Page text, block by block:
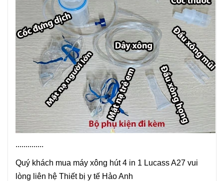
..............
Quý khách mua máy xông hút 4 in 1 Lucass A27 vui
lòng liên hệ Thiết bị y tế Hảo Anh